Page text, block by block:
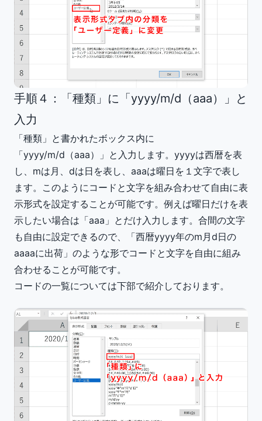
手順４：「種類」に「yyyy/m/d（aaa）」と
入力
「種類」と書かれたボックス内に
「yyyy/m/d（aaa）」と入力します。yyyyは西暦を表
し、mは月、dは日を表し、aaaは曜日を１文字で表し
ます。このようにコードと文字を組み合わせて自由に表
示形式を設定することが可能です。例えば曜日だけを表
示したい場合は「aaa」とだけ入力します。合間の文字
も自由に設定できるので、「西暦yyyy年のm月d日の
aaaaに出荷」のような形でコードと文字を自由に組み
合わせることが可能です。
コードの一覧については下部で紹介しております。